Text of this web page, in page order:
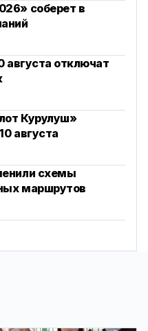
соберет в
августа отключат
Курулуш»
августа
схемы
маршрутов